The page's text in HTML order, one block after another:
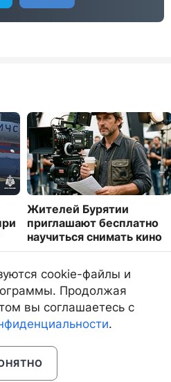
Жителей Бурятии
приглашают бесплатно
научиться снимать кино
cookie-файлы и
Продолжая
вы соглашаетесь с
.